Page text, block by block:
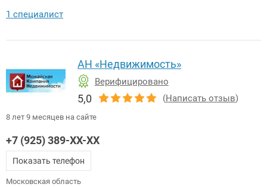
1 специалист
АН «Недвижимость»
Верифицировано
5,0 (Написать отзыв)
8 лет 9 месяцев на сайте
+7 (925) 389-XX-XX
Показать телефон
Московская область